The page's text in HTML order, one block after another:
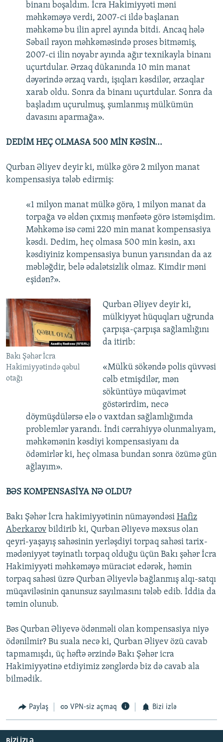
binanı boşaldım. İcra Hakimiyyəti məni
məhkəməyə verdi, 2007-ci ildə başlanan
məhkəmə bu ilin aprel ayında bitdi. Ancaq hələ
Səbail rayon məhkəməsində proses bitməmiş,
2007-ci ilin noyabr ayında ağır texnikayla binanı
uçurtdular. Ərzaq dükanında 10 min manat
dəyərində ərzaq vardı, işıqları kəsdilər, ərzaqlar
xarab oldu. Sonra da binanı uçurtdular. Sonra da
başladım uçurulmuş, şumlanmış mülkümün
davasını aparmağa».
DEDİM HEÇ OLMASA 500 MİN KƏSİN...
Qurban Əliyev deyir ki, mülkə görə 2 milyon manat
kompensasiya tələb edirmiş:
«1 milyon manat mülkə görə, 1 milyon manat da
torpağa və əldən çıxmış mənfəətə görə istəmişdim.
Məhkəmə isə cəmi 220 min manat kompensasiya
kəsdi. Dedim, heç olmasa 500 min kəsin, axı
kəsdiyiniz kompensasiya bunun yarısından da az
məbləğdir, belə ədalətsizlik olmaz. Kimdir məni
eşidən?».
Bakı Şəhər İcra
Hakimiyyətində qəbul
otağı
Qurban Əliyev deyir ki,
mülkiyyət hüquqları uğrunda
çarpışa-çarpışa sağlamlığını
da itirib:
«Mülkü sökəndə polis qüvvəsi
cəlb etmişdilər, mən
söküntüyə müqavimət
göstərirdim, necə
döymüşdülərsə elə o vaxtdan sağlamlığımda
problemlər yarandı. İndi cərrahiyyə olunmalıyam,
məhkəmənin kəsdiyi kompensasiyanı da
ödəmirlər ki, heç olmasa bundan sonra özümə gün
ağlayım».
BƏS KOMPENSASİYA NƏ OLDU?
Bakı Şəhər İcra hakimiyyətinin nümayəndəsi Hafiz
Aberkarov bildirib ki, Qurban Əliyevə məxsus olan
qeyri-yaşayış sahəsinin yerləşdiyi torpaq sahəsi tarix-
mədəniyyət təyinatlı torpaq olduğu üçün Bakı şəhər İcra
Hakimiyyəti məhkəməyə müraciət edərək, həmin
torpaq sahəsi üzrə Qurban Əliyevlə bağlanmış alqı-satqı
müqaviləsinin qanunsuz sayılmasını tələb edib. İddia da
təmin olunub.
Bəs Qurban Əliyevə ödənməli olan kompensasiya niyə
ödənilmir? Bu suala necə ki, Qurban Əliyev özü cavab
tapmamışdı, üç həftə ərzində Bakı Şəhər icra
Hakimiyyətinə etdiyimiz zənglərdə biz də cavab ala
bilmədik.
Paylaş VPN-siz açmaq Bizi izlə